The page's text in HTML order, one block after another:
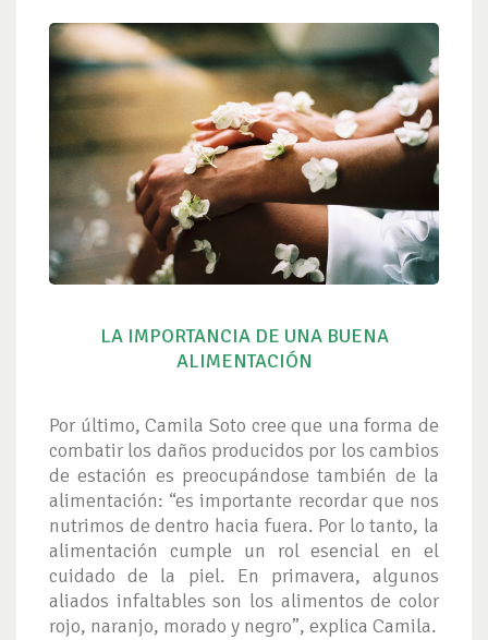
LA IMPORTANCIA DE UNA BUENA
ALIMENTACIÓN
Por último, Camila Soto cree que una forma de
combatir los daños producidos por los cambios
de estación es preocupándose también de la
alimentación: “es importante recordar que nos
nutrimos de dentro hacia fuera. Por lo tanto, la
alimentación cumple un rol esencial en el
cuidado de la piel. En primavera, algunos
aliados infaltables son los alimentos de color
rojo, naranjo, morado y negro”, explica Camila.